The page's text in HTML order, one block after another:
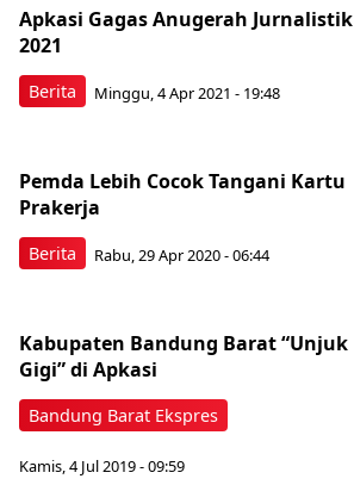
Berita
Apkasi Gagas Anugerah Jurnalistik
2021
Minggu, 4 Apr 2021 - 19:48
Berita
Pemda Lebih Cocok Tangani Kartu
Prakerja
Rabu, 29 Apr 2020 - 06:44
Bandung Barat Ekspres
Kabupaten Bandung Barat “Unjuk
Gigi” di Apkasi
Kamis, 4 Jul 2019 - 09:59